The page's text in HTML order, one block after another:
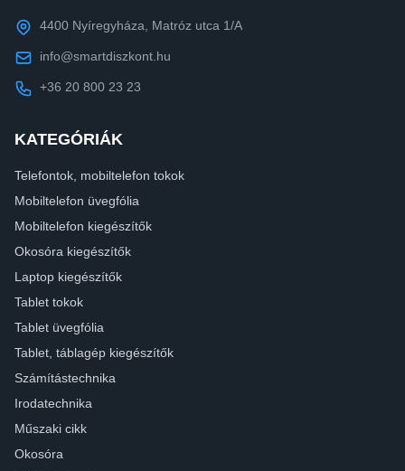
4400 Nyíregyháza, Matróz utca 1/A
info@smartdiszkont.hu
+36 20 800 23 23
KATEGÓRIÁK
Telefontok, mobiltelefon tokok
Mobiltelefon üvegfólia
Mobiltelefon kiegészítők
Okosóra kiegészítők
Laptop kiegészítők
Tablet tokok
Tablet üvegfólia
Tablet, táblagép kiegészítők
Számítástechnika
Irodatechnika
Műszaki cikk
Okosóra